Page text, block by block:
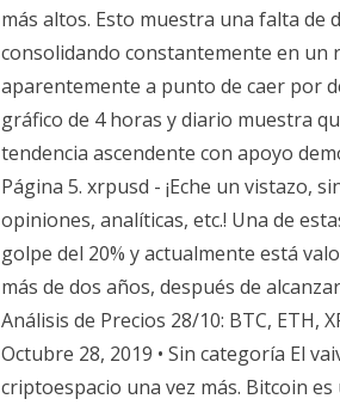
más altos. Esto muestra una falta de
consolidando constantemente en un
aparentemente a punto de caer por
gráfico de 4 horas y diario muestra
tendencia ascendente con apoyo
Página 5. xrpusd - ¡Eche un vistazo,
opiniones, analíticas, etc.! Una de
golpe del 20% y actualmente está
más de dos años, después de
Análisis de Precios 28/10: BTC, ETH,
Octubre 28, 2019 • Sin categoría El
criptoespacio una vez más. Bitcoin